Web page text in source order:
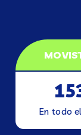
En todo